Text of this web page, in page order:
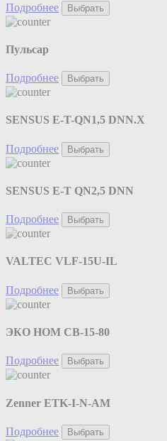
Подробнее Выбрать
Пульсар
Подробнее Выбрать
SENSUS E-T-QN1,5 DNN.X
Подробнее Выбрать
SENSUS E-T QN2,5 DNN
Подробнее Выбрать
VALTEC VLF-15U-IL
Подробнее Выбрать
ЭКО НОМ СВ-15-80
Подробнее Выбрать
Zenner ETK-I-N-AM
Подробнее Выбрать